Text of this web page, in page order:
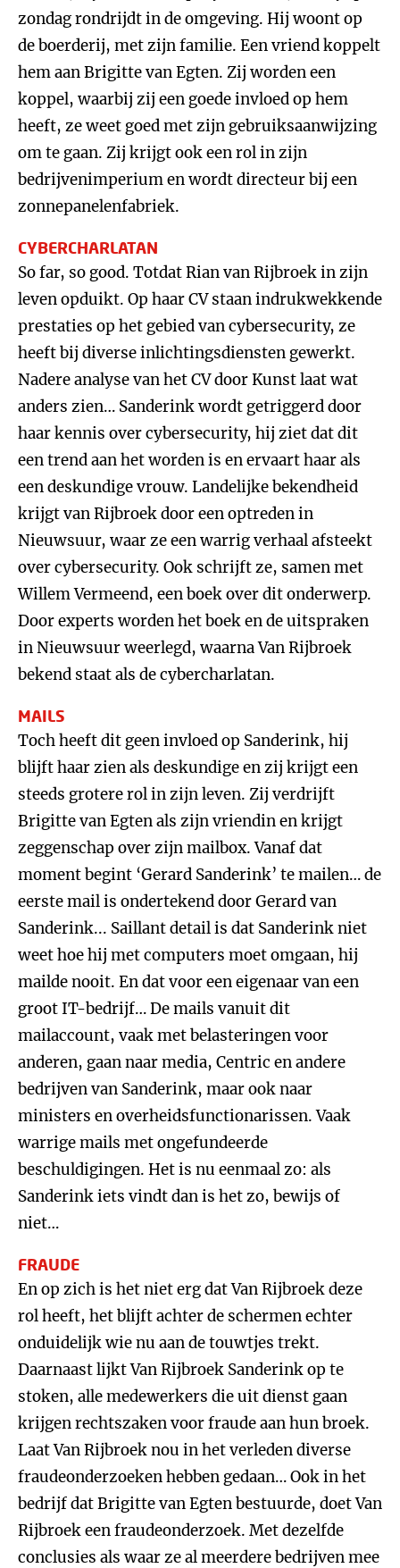
zondag rondrijdt in de omgeving. Hij woont op
de boerderij, met zijn familie. Een vriend koppelt
hem aan Brigitte van Egten. Zij worden een
koppel, waarbij zij een goede invloed op hem
heeft, ze weet goed met zijn gebruiksaanwijzing
om te gaan. Zij krijgt ook een rol in zijn
bedrijvenimperium en wordt directeur bij een
zonnepanelenfabriek.
CYBERCHARLATAN
So far, so good. Totdat Rian van Rijbroek in zijn
leven opduikt. Op haar CV staan indrukwekkende
prestaties op het gebied van cybersecurity, ze
heeft bij diverse inlichtingsdiensten gewerkt.
Nadere analyse van het CV door Kunst laat wat
anders zien… Sanderink wordt getriggerd door
haar kennis over cybersecurity, hij ziet dat dit
een trend aan het worden is en ervaart haar als
een deskundige vrouw. Landelijke bekendheid
krijgt van Rijbroek door een optreden in
Nieuwsuur, waar ze een warrig verhaal afsteekt
over cybersecurity. Ook schrijft ze, samen met
Willem Vermeend, een boek over dit onderwerp.
Door experts worden het boek en de uitspraken
in Nieuwsuur weerlegd, waarna Van Rijbroek
bekend staat als de cybercharlatan.
MAILS
Toch heeft dit geen invloed op Sanderink, hij
blijft haar zien als deskundige en zij krijgt een
steeds grotere rol in zijn leven. Zij verdrijft
Brigitte van Egten als zijn vriendin en krijgt
zeggenschap over zijn mailbox. Vanaf dat
moment begint ‘Gerard Sanderink’ te mailen… de
eerste mail is ondertekend door Gerard van
Sanderink... Saillant detail is dat Sanderink niet
weet hoe hij met computers moet omgaan, hij
mailde nooit. En dat voor een eigenaar van een
groot IT-bedrijf… De mails vanuit dit
mailaccount, vaak met belasteringen voor
anderen, gaan naar media, Centric en andere
bedrijven van Sanderink, maar ook naar
ministers en overheidsfunctionarissen. Vaak
warrige mails met ongefundeerde
beschuldigingen. Het is nu eenmaal zo: als
Sanderink iets vindt dan is het zo, bewijs of
niet…
FRAUDE
En op zich is het niet erg dat Van Rijbroek deze
rol heeft, het blijft achter de schermen echter
onduidelijk wie nu aan de touwtjes trekt.
Daarnaast lijkt Van Rijbroek Sanderink op te
stoken, alle medewerkers die uit dienst gaan
krijgen rechtszaken voor fraude aan hun broek.
Laat Van Rijbroek nou in het verleden diverse
fraudeonderzoeken hebben gedaan… Ook in het
bedrijf dat Brigitte van Egten bestuurde, doet Van
Rijbroek een fraudeonderzoek. Met dezelfde
conclusies als waar ze al meerdere bedrijven mee